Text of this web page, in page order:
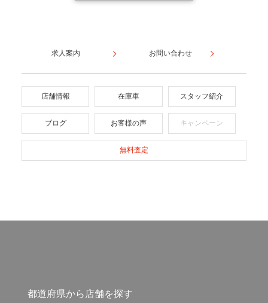
求人案内 お問い合わせ
店舗情報 在庫車 スタッフ紹介
ブログ お客様の声 キャンペーン
無料査定
都道府県から店舗を探す